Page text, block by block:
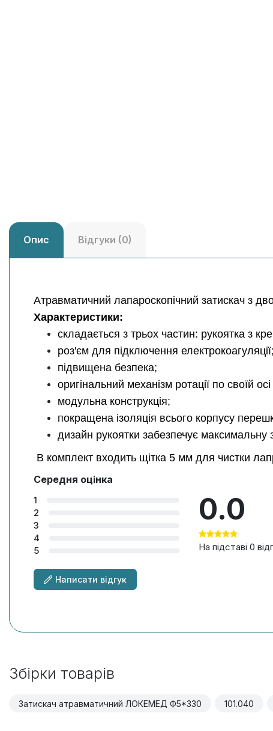
Опис Відгуки (0)
Атравматичний лапароскопічний затискач з
Характеристики:
складається з трьох частин: рукоятка з
роз'єм для підключення електрокоагуляції;
підвищена безпека;
оригінальний механізм ротації по своїй
модульна конструкція;
покращена ізоляція всього корпусу
дизайн рукоятки забезпечує максимальну
В комплект входить щітка 5 мм для чистки
Середня оцінка
1
2
3
4
5
0.0
На підставі 0
Написати відгук
Збірки товарів
Затискач атравматичний ЛОКЕМЕД Ф5*330 101.040